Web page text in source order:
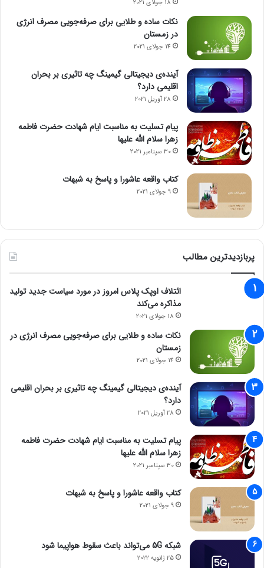
18 جولای 2021
نکات ساده و طلایی برای صرفه‌جویی مصرف انرژی
در زمستان
14 جولای 2021
آینده‌ی دیجیتالی گیمینگ چه تاثیری بر بحران
اقلیمی دارد؟
28 آوریل 2021
پیام تسلیت به مناسبت ایام شهادت حضرت فاطمه
زهرا سلام الله علیها
30 سپتامبر 2021
کتاب واقعه عاشورا و پاسخ به شبهات
9 جولای 2021
پربازدیدترین مطالب
ائتلاف اوپک پلاس امروز در مورد سیاست جدید تولید
مذاکره می‌کند
18 جولای 2021
نکات ساده و طلایی برای صرفه‌جویی مصرف انرژی در
زمستان
14 جولای 2021
آینده‌ی دیجیتالی گیمینگ چه تاثیری بر بحران اقلیمی
دارد؟
28 آوریل 2021
پیام تسلیت به مناسبت ایام شهادت حضرت فاطمه
زهرا سلام الله علیها
30 سپتامبر 2021
کتاب واقعه عاشورا و پاسخ به شبهات
9 جولای 2021
شبکه 5G می‌تواند باعث سقوط هواپیما شود
25 ژانویه 2022